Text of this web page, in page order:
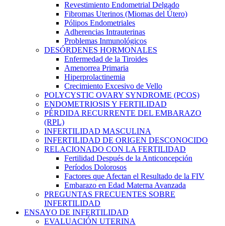
Revestimiento Endometrial Delgado
Fibromas Uterinos (Miomas del Útero)
Pólipos Endometriales
Adherencias Intrauterinas
Problemas Inmunológicos
DESÓRDENES HORMONALES
Enfermedad de la Tiroides
Amenorrea Primaria
Hiperprolactinemia
Crecimiento Excesivo de Vello
POLYCYSTIC OVARY SYNDROME (PCOS)
ENDOMETRIOSIS Y FERTILIDAD
PÉRDIDA RECURRENTE DEL EMBARAZO
(RPL)
INFERTILIDAD MASCULINA
INFERTILIDAD DE ORIGEN DESCONOCIDO
RELACIONADO CON LA FERTILIDAD
Fertilidad Después de la Anticoncepción
Períodos Dolorosos
Factores que Afectan el Resultado de la FIV
Embarazo en Edad Materna Avanzada
PREGUNTAS FRECUENTES SOBRE
INFERTILIDAD
ENSAYO DE INFERTILIDAD
EVALUACIÓN UTERINA